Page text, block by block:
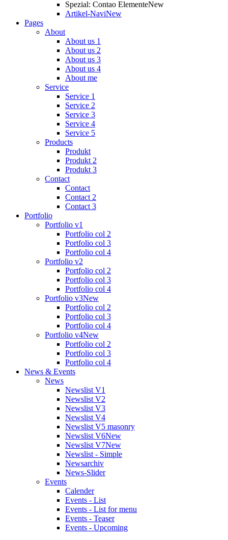
Spezial: Contao ElementeNew
Artikel-NaviNew
Pages
About
About us 1
About us 2
About us 3
About us 4
About me
Service
Service 1
Service 2
Service 3
Service 4
Service 5
Products
Produkt
Produkt 2
Produkt 3
Contact
Contact
Contact 2
Contact 3
Portfolio
Portfolio v1
Portfolio col 2
Portfolio col 3
Portfolio col 4
Portfolio v2
Portfolio col 2
Portfolio col 3
Portfolio col 4
Portfolio v3New
Portfolio col 2
Portfolio col 3
Portfolio col 4
Portfolio v4New
Portfolio col 2
Portfolio col 3
Portfolio col 4
News & Events
News
Newslist V1
Newslist V2
Newslist V3
Newslist V4
Newslist V5 masonry
Newslist V6New
Newslist V7New
Newslist - Simple
Newsarchiv
News-Slider
Events
Calender
Events - List
Events - List for menu
Events - Teaser
Events - Upcoming